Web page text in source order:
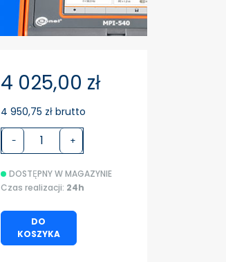
4 025,00 zł
4 950,75 zł brutto
- +
DOSTĘPNY W MAGAZYNIE
Czas realizacji: 24h
DO
KOSZYKA